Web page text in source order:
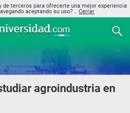
terceros para ofrecerte una mejor experiencia
aceptando su uso? .. Cerrar
agroindustria en